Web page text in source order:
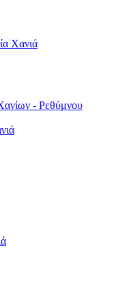
Χανιά
- Ρεθύμνου